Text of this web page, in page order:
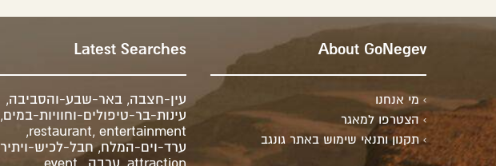
About GoNegev
מי אנחנו
הצטרפו למאגר
תקנון ותנאי שימוש באתר גונגב
Latest Searches
עין-חצבה, באר-שבע-והסביבה,
עינות-בר-טיפולים-וחוויות-במים,
restaurant, entertainment
,
ערד-וים-המלח,חבל-לכיש-ויתיר